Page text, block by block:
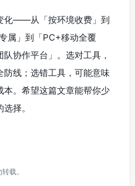
化——从「按环境收费」到
属」到「PC+移动全覆
协作平台」。选对工具，
线；选错工具，可能意味
。希望这篇文章能帮你少
择。
载。